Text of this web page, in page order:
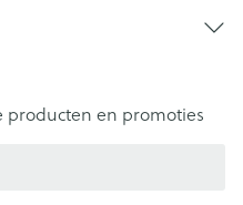
producten en promoties